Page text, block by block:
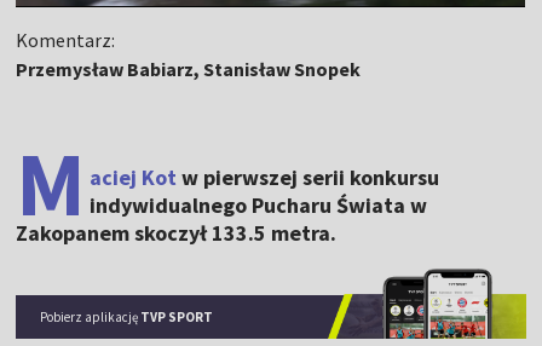
Komentarz:
Przemysław Babiarz, Stanisław Snopek
M aciej Kot w pierwszej serii konkursu
indywidualnego Pucharu Świata w
Zakopanem skoczył 133.5 metra.
Pobierz aplikację TVP SPORT